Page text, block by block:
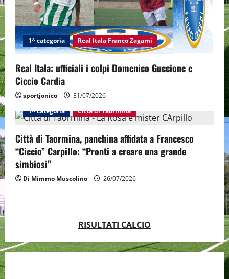
1^ categoria Real Itala Franco Zagami
Real Itala: ufficiali i colpi Domenico Guccione e
Ciccio Cardia
sportjonico
31/07/2026
1^ categoria
Città di Taormina
Città di Taormina, panchina affidata a Francesco
“Ciccio” Carpillo: “Pronti a creare una grande
simbiosi”
Di Mimmo Muscolino 26/07/2026
RISULTATI CALCIO